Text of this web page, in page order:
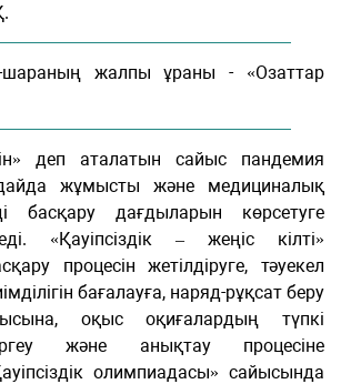
жалпы ұраны - «Озаттар
деп аталатын сайыс пандемия
жұмысты және медициналық
басқару дағдыларын көрсетуге
«Қауіпсіздік – жеңіс кілті»
процесін жетілдіруге, тәуекел
бағалауға, наряд-рұқсат беру
оқыс оқиғалардың түпкі
және анықтау процесіне
олимпиадасы» сайысында